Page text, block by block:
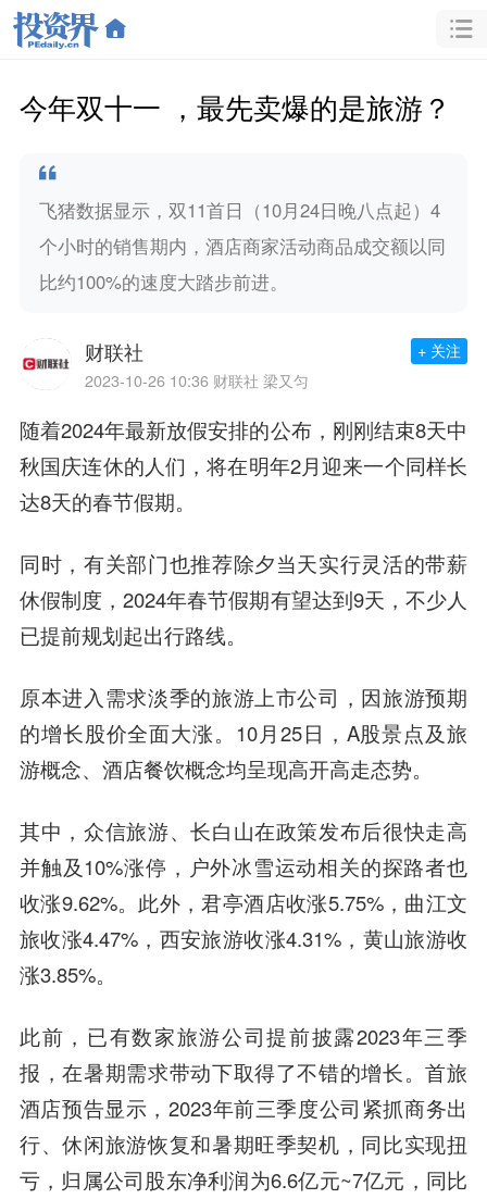
今年双十一 ，最先卖爆的是旅游？
飞猪数据显示，双11首日（10月24日晚八点起）4
个小时的销售期内，酒店商家活动商品成交额以同
比约100%的速度大踏步前进。
财联社
2023-10-26 10:36 财联社 梁又匀
+ 关注
随着2024年最新放假安排的公布，刚刚结束8天中
秋国庆连休的人们，将在明年2月迎来一个同样长
达8天的春节假期。
同时，有关部门也推荐除夕当天实行灵活的带薪
休假制度，2024年春节假期有望达到9天，不少人
已提前规划起出行路线。
原本进入需求淡季的旅游上市公司，因旅游预期
的增长股价全面大涨。10月25日，A股景点及旅
游概念、酒店餐饮概念均呈现高开高走态势。
其中，众信旅游、长白山在政策发布后很快走高
并触及10%涨停，户外冰雪运动相关的探路者也
收涨9.62%。此外，君亭酒店收涨5.75%，曲江文
旅收涨4.47%，西安旅游收涨4.31%，黄山旅游收
涨3.85%。
此前，已有数家旅游公司提前披露2023年三季
报，在暑期需求带动下取得了不错的增长。首旅
酒店预告显示，2023年前三季度公司紧抓商务出
行、休闲旅游恢复和暑期旺季契机，同比实现扭
亏，归属公司股东净利润为6.6亿元~7亿元，同比